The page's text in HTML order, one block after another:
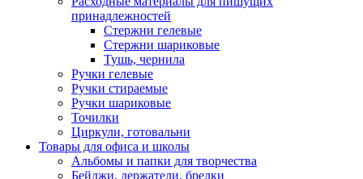
принадлежностей
Стержни гелевые
Стержни шариковые
Тушь, чернила
Ручки гелевые
Ручки стираемые
Ручки шариковые
Точилки
Циркули, готовальни
Товары для офиса и школы
Альбомы и папки для творчества
Бейджи, держатели, брелки